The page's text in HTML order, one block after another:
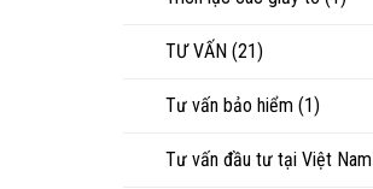
TƯ VẤN (21)
Tư vấn bảo hiểm (1)
Tư vấn đầu tư tại Việt Nam